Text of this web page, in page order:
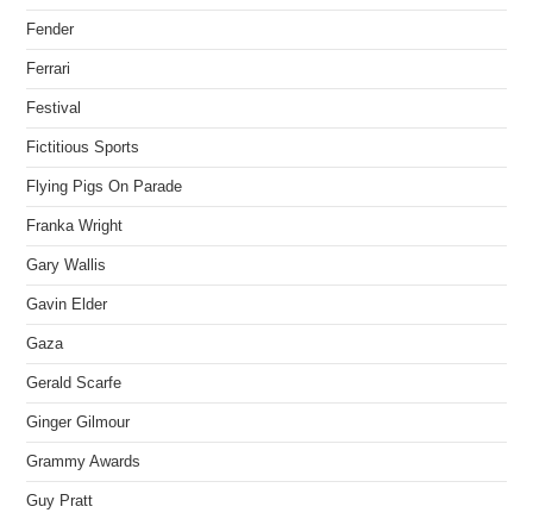
Fender
Ferrari
Festival
Fictitious Sports
Flying Pigs On Parade
Franka Wright
Gary Wallis
Gavin Elder
Gaza
Gerald Scarfe
Ginger Gilmour
Grammy Awards
Guy Pratt